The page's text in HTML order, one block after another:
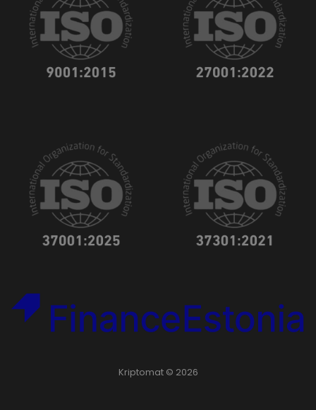
Kriptomat © 2026